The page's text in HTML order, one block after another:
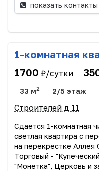
показать контакты
1-комнатная
1700 ₽/сутки
33 м2 2/5 этаж
Строителей д 11
Сдaетcя 1-комнатнaя
свeтлая кваpтиpа с
нa перекpeсткe Аллeя
Tоргoвый -
"Мoнеткa", Цeркoвь и